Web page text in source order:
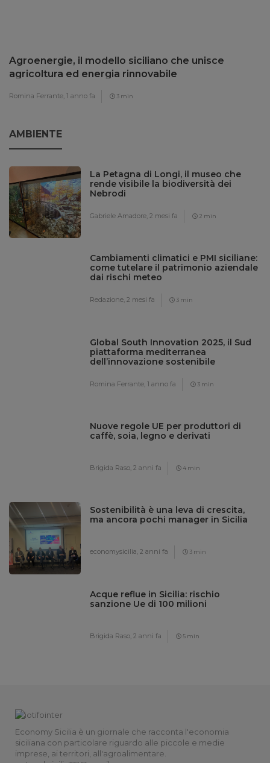
Agroenergie, il modello siciliano che unisce
agricoltura ed energia rinnovabile
Romina Ferrante, 1 anno fa 3 min
AMBIENTE
La Petagna di Longi, il museo che
rende visibile la biodiversità dei
Nebrodi
Gabriele Amadore,2 mesi fa 2 min
Cambiamenti climatici e PMI siciliane:
come tutelare il patrimonio aziendale
dai rischi meteo
Redazione,2 mesi fa 3 min
Global South Innovation 2025, il Sud
piattaforma mediterranea
dell’innovazione sostenibile
Romina Ferrante,1 anno fa 3 min
Nuove regole UE per produttori di
caffè, soia, legno e derivati
Brigida Raso,2 anni fa 4 min
Sostenibilità è una leva di crescita,
ma ancora pochi manager in Sicilia
economysicilia,2 anni fa 3 min
Acque reflue in Sicilia: rischio
sanzione Ue di 100 milioni
Brigida Raso,2 anni fa 5 min
Economy Sicilia è un giornale che racconta l'economia
siciliana con particolare riguardo alle piccole e medie
imprese, ai territori, all'agroalimentare.